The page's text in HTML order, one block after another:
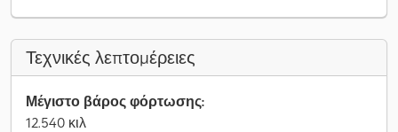
Τεχνικές λεπτομέρειες
Μέγιστο βάρος φόρτωσης:
12.540 κιλ